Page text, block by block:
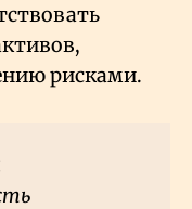
рисками.